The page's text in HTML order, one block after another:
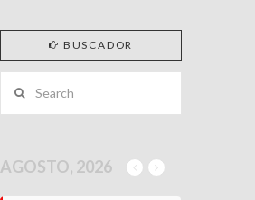
SOUTH AMERICAN STAR 2026
BUSCADOR
AGOSTO, 2026